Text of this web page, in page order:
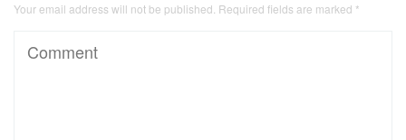
Your email address will not be published. Required fields are marked *